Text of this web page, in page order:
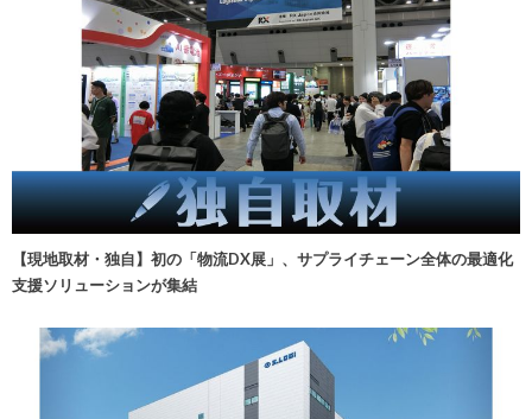
【現地取材・独自】初の「物流DX展」、サプライチェーン全体の最適化
支援ソリューションが集結